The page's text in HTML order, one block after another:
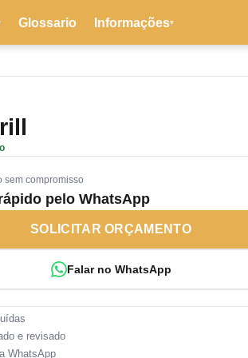
Glossario Informações▾
sem compromisso
pelo WhatsApp
SOLICITAR ORÇAMENTO
Falar no WhatsApp
e revisado
WhatsApp